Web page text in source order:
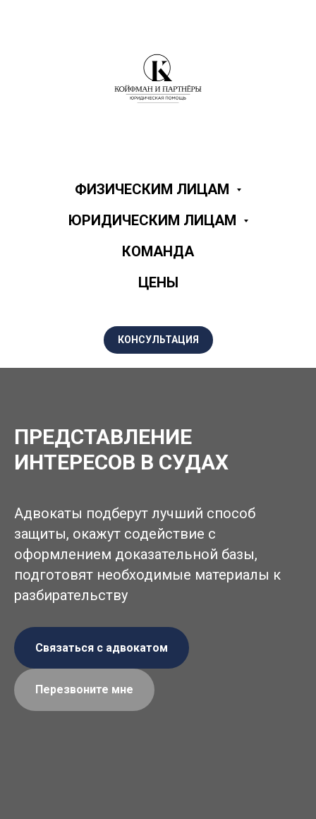
ФИЗИЧЕСКИМ ЛИЦАМ
ЮРИДИЧЕСКИМ ЛИЦАМ
КОМАНДА
ЦЕНЫ
КОНСУЛЬТАЦИЯ
ПРЕДСТАВЛЕНИЕ
ИНТЕРЕСОВ В СУДАХ
Адвокаты подберут лучший способ
защиты, окажут содействие с
оформлением доказательной базы,
подготовят необходимые материалы к
разбирательству
Связаться с адвокатом
Перезвоните мне